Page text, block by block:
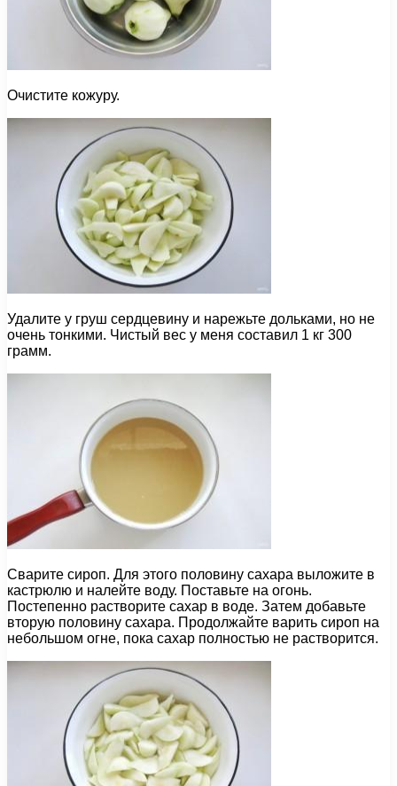
Очистите кожуру.
Удалите у груш сердцевину и нарежьте дольками, но не
очень тонкими. Чистый вес у меня составил 1 кг 300
грамм.
Сварите сироп. Для этого половину сахара выложите в
кастрюлю и налейте воду. Поставьте на огонь.
Постепенно растворите сахар в воде. Затем добавьте
вторую половину сахара. Продолжайте варить сироп на
небольшом огне, пока сахар полностью не растворится.